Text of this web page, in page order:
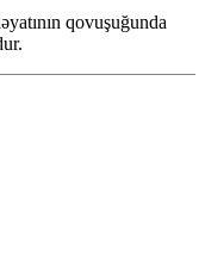
qovuşuğunda